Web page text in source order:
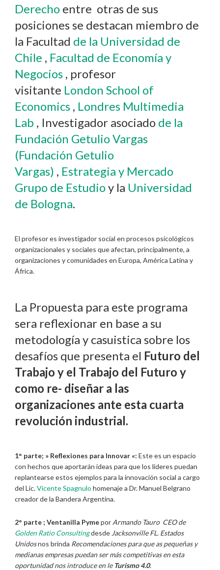
Derecho entre otras de sus
posiciones se destacan miembro de
la Facultad de la Universidad de
Chile , Facultad de Economía y
Negocios , profesor
visitante London School of
Economics , Londres Multimedia
Lab , Investigador asociado de la
Fundación Getulio Vargas
(Fundación Getulio
Vargas) , Estrategia y Mercado
Grupo de Estudioy la Universidad
de Bologna.
El profesor es investigador social en procesos psicológicos
organizacionales y sociales que afectan, principalmente, a
organizaciones y comunidades en Europa, América Latina y
África.
La Propuesta para este programa
sera reflexionar en base a su
metodología y casuistica sobre los
desafíos que presenta el Futuro del
Trabajo y el Trabajo del Futuro y
como re- diseñar a las
organizaciones ante esta cuarta
revolución industrial.
1° parte; » Reflexiones para Innovar «: Este es un espacio
con hechos que aportarán ideas para que los lideres puedan
replantearse estos ejemplos para la innovación social a cargo
del Lic.Vicente Spagnulo homenaje a Dr. Manuel Belgrano
creador de la Bandera Argentina.
2° parte ; Ventanilla Pymepor Armando Tauro CEO de
Golden Ratio Consultingdesde Jacksonville FL. Estados
Unidosnos brinda Recomendaciones para que as pequeñas y
medianas empresas puedan ser máscompetitivas en esta
oportunidad nos introduce en le Turismo 4.0.